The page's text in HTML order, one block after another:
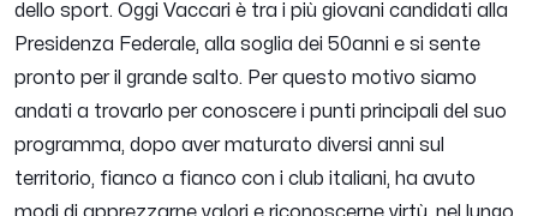
dello sport. Oggi Vaccari è tra i più giovani candidati alla
Presidenza Federale, alla soglia dei 50anni e si sente
pronto per il grande salto. Per questo motivo siamo
andati a trovarlo per conoscere i punti principali del suo
programma, dopo aver maturato diversi anni sul
territorio, fianco a fianco con i club italiani, ha avuto